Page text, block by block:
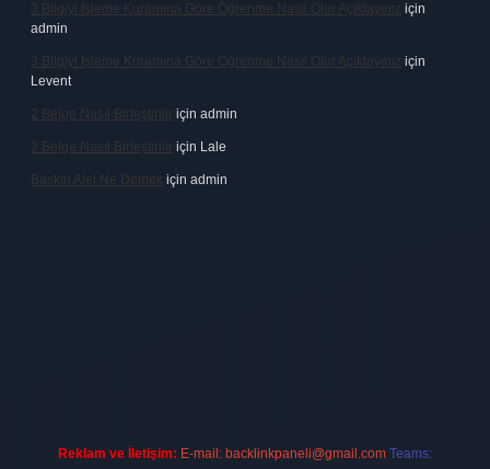
3 Bilgiyi Işleme Kuramına Göre Öğrenme Nasıl Olur Açıklayınız için
admin
3 Bilgiyi Işleme Kuramına Göre Öğrenme Nasıl Olur Açıklayınız için
Levent
2 Belge Nasıl Birleştirilir için admin
2 Belge Nasıl Birleştirilir için Lale
Baskın Alel Ne Demek için admin
Reklam ve İletişim: E-mail: backlinkpaneli@gmail.com Teams: